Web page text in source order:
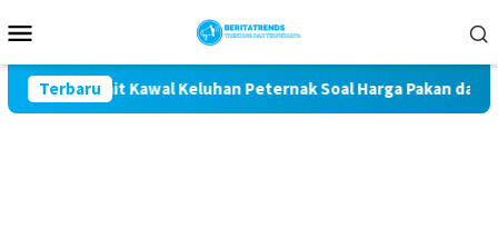
ke
Mobile
TerbaruKomit Kawal Keluhan Peternak Soal Harga Pakan dan